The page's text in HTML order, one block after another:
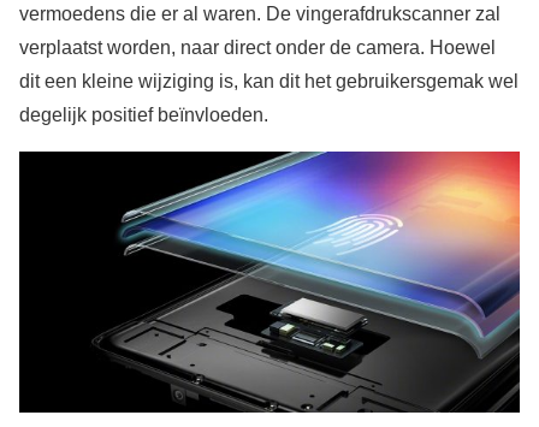
vermoedens die er al waren. De vingerafdrukscanner zal
verplaatst worden, naar direct onder de camera. Hoewel
dit een kleine wijziging is, kan dit het gebruikersgemak wel
degelijk positief beïnvloeden.